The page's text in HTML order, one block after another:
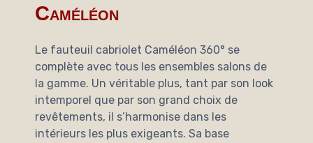
Caméléon
Le fauteuil cabriolet Caméléon 360° se
complète avec tous les ensembles salons de
la gamme. Un véritable plus, tant par son look
intemporel que par son grand choix de
revêtements, il s’harmonise dans les
intérieurs les plus exigeants. Sa base